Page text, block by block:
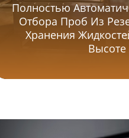
Полностью
Отбора Проб Из
Хранения
Высоте